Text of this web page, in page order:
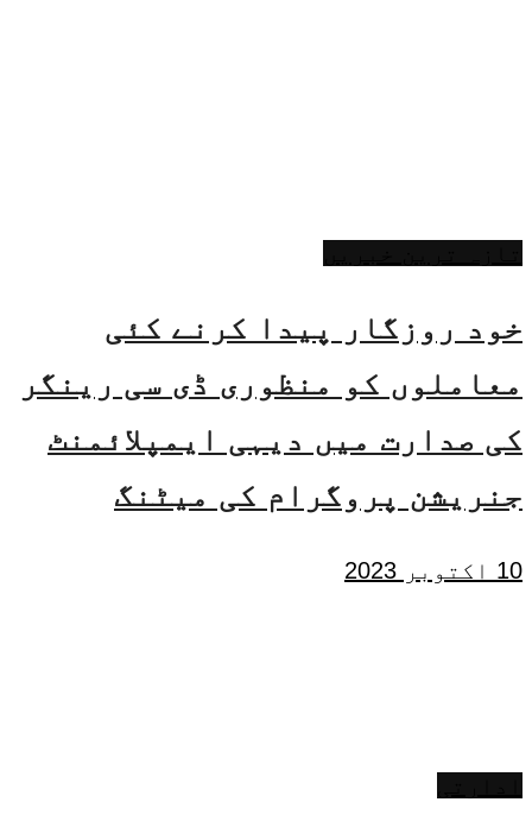
خود روزگار پیدا کرنے کئی
معاملوں کو منظوری ڈی سی رینگر
کی صدارت میں دیہی ایمپلائمنٹ
جنریشن پروگرام کی میٹنگ
10 اکتوبر 2023